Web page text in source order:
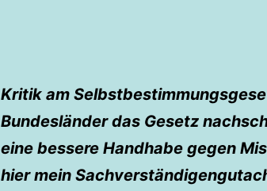
Kritik am
Bundesländer das Gesetz
eine bessere Handhabe gegen
hier mein